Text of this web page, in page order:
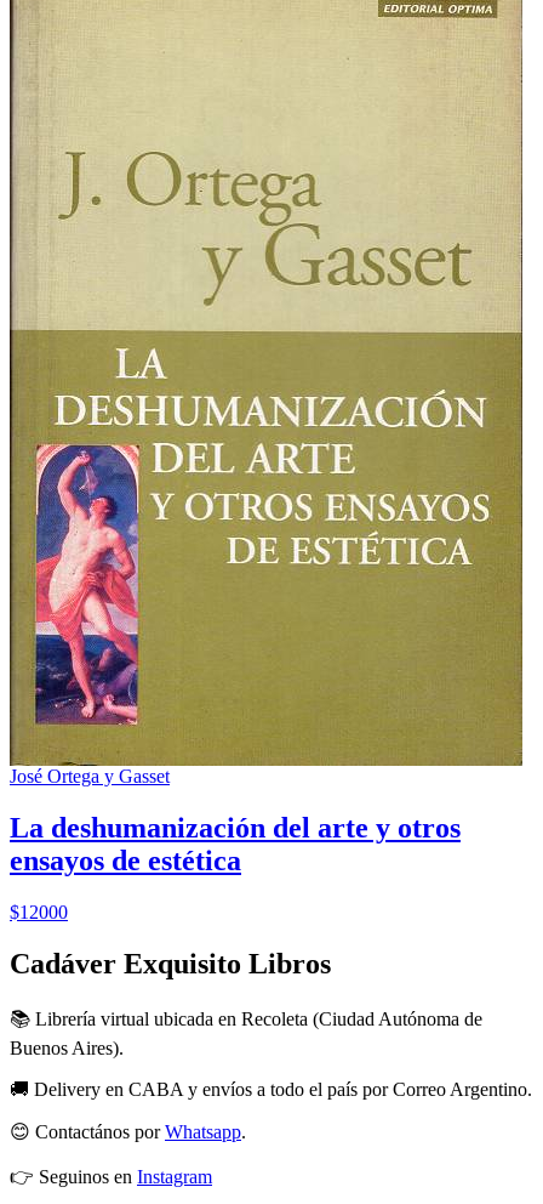
José Ortega y Gasset
La deshumanización del arte y otros
ensayos de estética
$12000
Cadáver Exquisito Libros
📚 Librería virtual ubicada en Recoleta (Ciudad Autónoma de
Buenos Aires).
🚚 Delivery en CABA y envíos a todo el país por Correo Argentino.
😊 Contactános porWhatsapp.
👉 Seguinos en Instagram